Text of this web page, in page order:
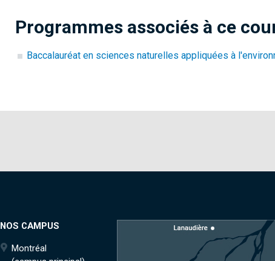
Programmes associés à ce
Baccalauréat en sciences naturelles appliquées à
NOS CAMPUS
Montréal